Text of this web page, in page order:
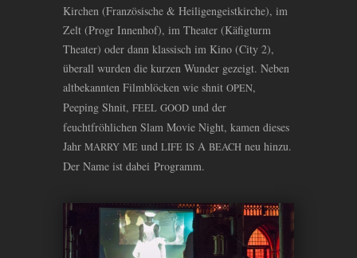
Kirchen (Französische & Heiligengeistkirche), im
Zelt (Progr Innenhof), im Theater (Käfigturm
Theater) oder dann klassisch im Kino (City 2),
überall wurden die kurzen Wunder gezeigt. Neben
altbekannten Filmblöcken wie shnit OPEN,
Peeping Shnit, FEEL GOOD und der
feuchtfröhlichen Slam Movie Night, kamen dieses
Jahr MARRY ME und LIFE IS A BEACH neu hinzu.
Der Name ist dabei Programm.